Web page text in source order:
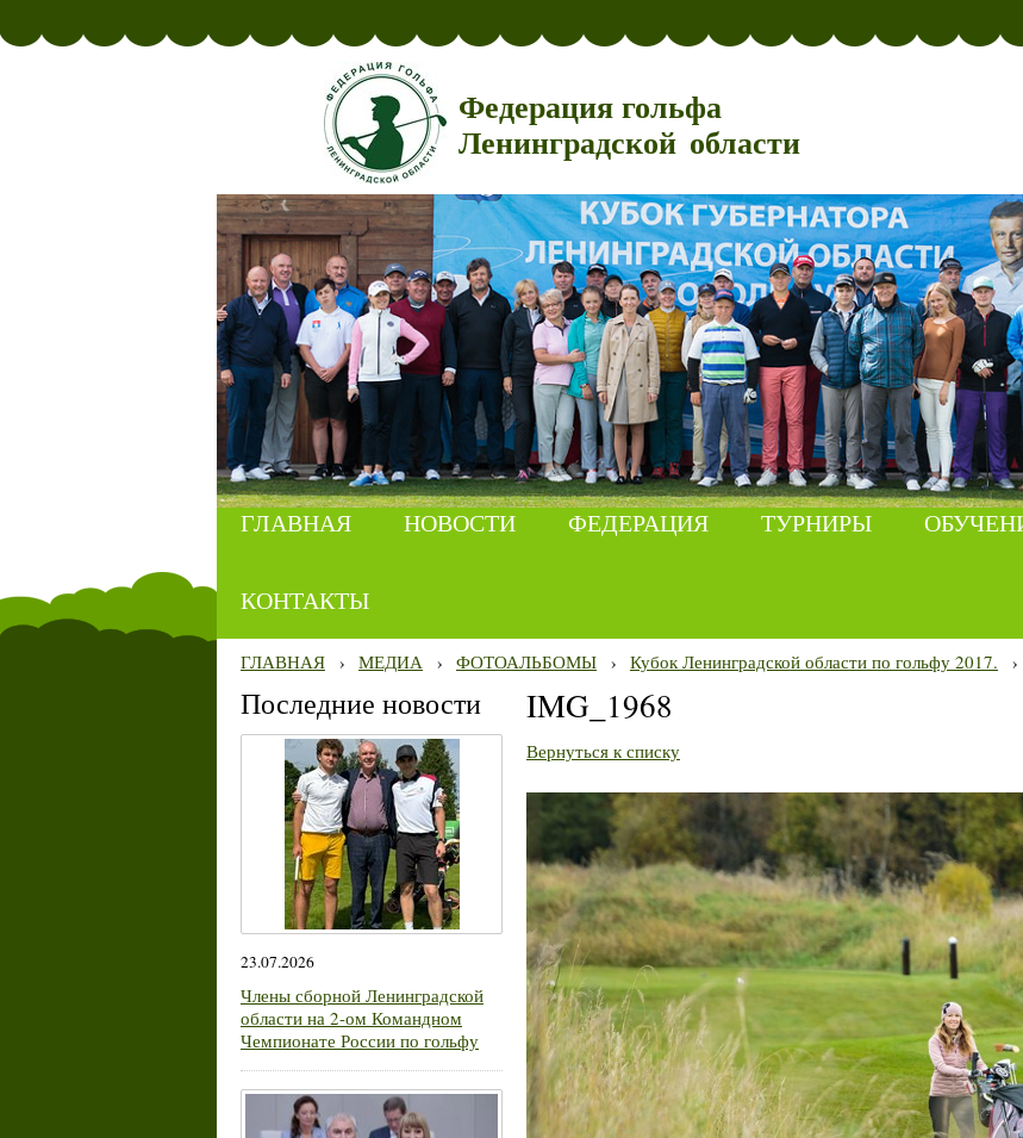
Федерация гольфа
Ленинградской области
ГЛАВНАЯ НОВОСТИ ФЕДЕРАЦИЯ ТУРНИРЫ
КОНТАКТЫ
ГЛАВНАЯ › МЕДИА › ФОТОАЛЬБОМЫ › Кубок Ленинградской области по гольфу 2017. ›
Последние новости
23.07.2026
Члены сборной Ленинградской
области на 2-ом Командном
Чемпионате России по гольфу
IMG_1968
Вернуться к списку